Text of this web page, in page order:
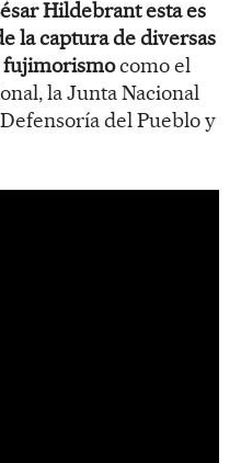
Hildebrant esta es
la captura de diversas
fujimorismocomo el
la Junta Nacional
del Pueblo y